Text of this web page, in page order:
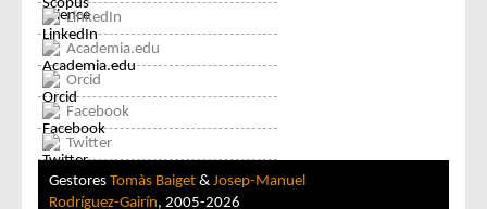
LinkedIn
Academia.edu
Orcid
Facebook
Twitter
Gestores Tomàs Baiget & Josep-Manuel
Rodríguez-Gairín, 2005-2026